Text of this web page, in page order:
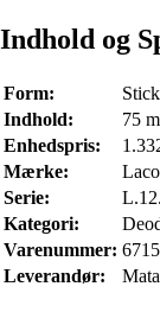
Indhold og
Form:
Stick
Indhold:
75
Enhedspris:
Mærke:
Serie:
Kategori:
Varenummer:
Leverandør: